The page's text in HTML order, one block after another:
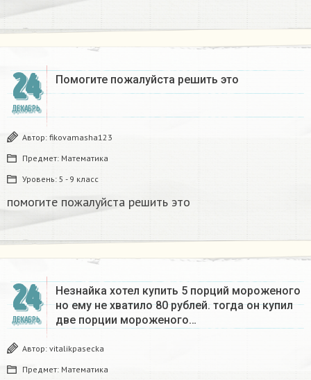
24
ДЕКАБРЬ
Помогите пожалуйста решить это
Автор: fikovamasha123
Предмет: Математика
Уровень: 5 - 9 класс
помогите пожалуйста решить это
24
ДЕКАБРЬ
Незнайка хотел купить 5 порций мороженого
но ему не хватило 80 рублей. тогда он купил
две порции мороженого…
Автор: vitalikpasecka
Предмет: Математика